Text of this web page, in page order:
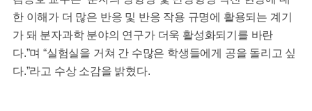
한 이해가 더 많은 반응 및 반응 작용 규명에 활용되는 계기
가 돼 분자과학 분야의 연구가 더욱 활성화되기를 바란
다.”며 “실험실을 거쳐 간 수많은 학생들에게 공을 돌리고 싶
다.”라고 수상 소감을 밝혔다.